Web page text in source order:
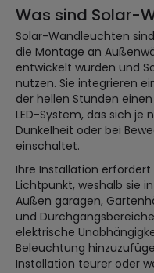
Was sind Solar-
Solar-Wandleuchten
die Montage an
entwickelt wurden und
nutzen. Sie integrieren
der hellen Stunden
LED-System, das sich je
Dunkelheit oder bei
einschaltet.
Ihre Installation
Lichtpunkt, weshalb sie
Außen garagen,
und
elektrische
Beleuchtung
Installation teurer oder